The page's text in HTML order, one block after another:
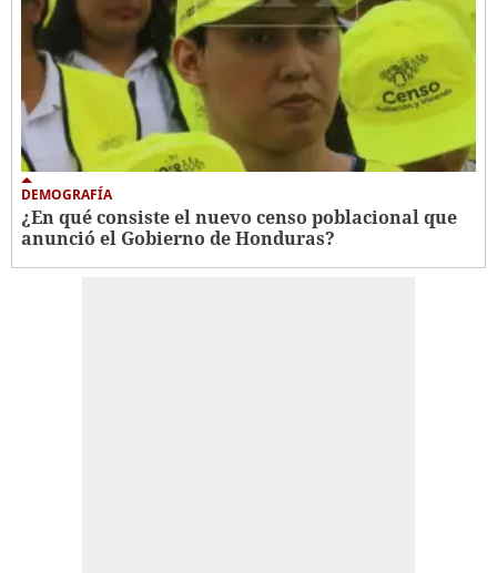
DEMOGRAFÍA
¿En qué consiste el nuevo censo poblacional que
anunció el Gobierno de Honduras?